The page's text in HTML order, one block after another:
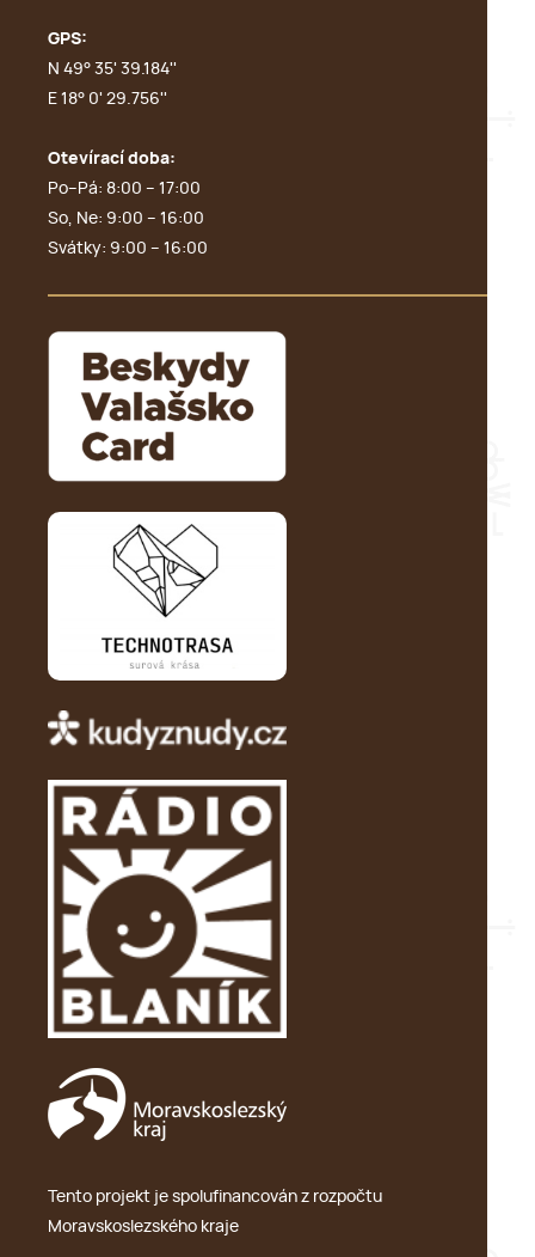
GPS:
N 49° 35' 39.184''
E 18° 0' 29.756''
Otevírací doba:
Po–Pá: 8:00 – 17:00
So, Ne: 9:00 – 16:00
Svátky: 9:00 – 16:00
Tento projekt je spolufinancován z rozpočtu
Moravskoslezského kraje